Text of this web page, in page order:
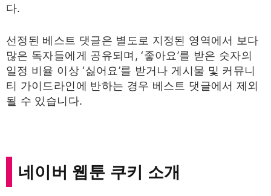
다.
선정된 베스트 댓글은 별도로 지정된 영역에서 보다
많은 독자들에게 공유되며, ‘좋아요’를 받은 숫자의
일정 비율 이상 ‘싫어요’를 받거나 게시물 및 커뮤니
티 가이드라인에 반하는 경우 베스트 댓글에서 제외
될 수 있습니다.
네이버 웹툰 쿠키 소개